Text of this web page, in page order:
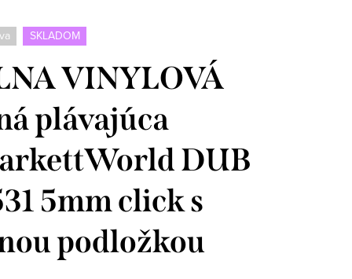
SKLADOM
VINYLOVÁ
plávajúca
DUB
5mm click s
podložkou